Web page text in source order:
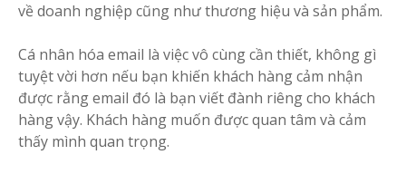
về doanh nghiệp cũng như thương hiệu và sản phẩm.
Cá nhân hóa email là việc vô cùng cần thiết, không gì
tuyệt vời hơn nếu bạn khiến khách hàng cảm nhận
được rằng email đó là bạn viết đành riêng cho khách
hàng vậy. Khách hàng muốn được quan tâm và cảm
thấy mình quan trọng.